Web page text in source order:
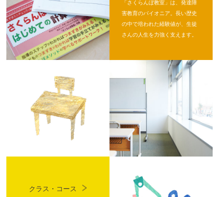
「さくらんぼ教室」は、発達障
害教育のパイオニア。長い歴史
の中で培われた経験値が、生徒
さんの人生を力強く支えます。
クラス・コース